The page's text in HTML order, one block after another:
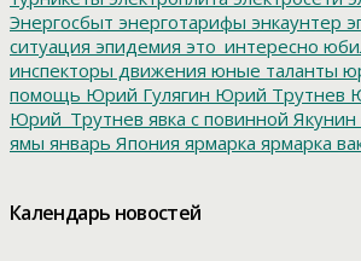
Энергосбыт энерготарифы энкаунтер
ситуация эпидемия это_интересно
инспекторы движения юные таланты
помощь Юрий Гулягин Юрий Трутнев
Юрий_Трутнев явка с повинной Якунин
ямы январь Япония ярмарка ярмарка
Календарь новостей